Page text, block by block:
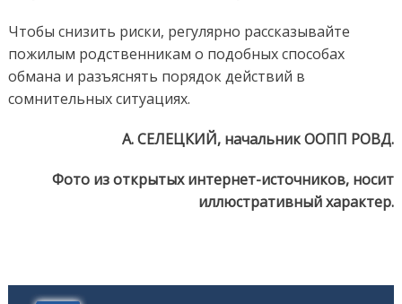
Чтобы снизить риски, регулярно рассказывайте
пожилым родственникам о подобных способах
обмана и разъяснять порядок действий в
сомнительных ситуациях.
А. СЕЛЕЦКИЙ, начальник ООПП РОВД.
Фото из открытых интернет-источников, носит
иллюстративный характер.